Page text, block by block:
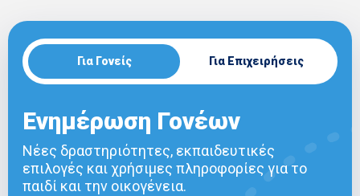
Για Γονείς Για Επιχειρήσεις
Ενημέρωση Γονέων
Νέες δραστηριότητες, εκπαιδευτικές
επιλογές και χρήσιμες πληροφορίες για το
παιδί και την οικογένεια.